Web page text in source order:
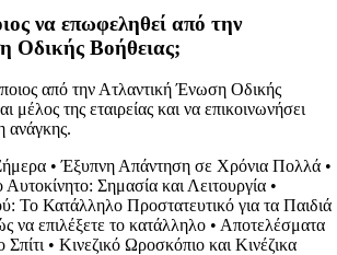
να επωφεληθεί από την
Οδικής Βοήθειας;
από την Ατλαντική Ένωση Οδικής
μέλος της εταιρείας και να επικοινωνήσει
ανάγκης.
•Έξυπνη Απάντηση σε Χρόνια Πολλά •
Σημασία και Λειτουργία •
Το Κατάλληλο Προστατευτικό για τα Παιδιά
να επιλέξετε το κατάλληλο • Αποτελέσματα
• Κινεζικό Ωροσκόπιο και Κινέζικα